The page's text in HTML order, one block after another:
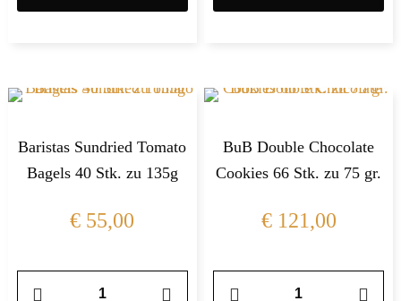
Baristas Sundried Tomato
Bagels 40 Stk. zu 135g
€ 55,00
BuB Double Chocolate
Cookies 66 Stk. zu 75 gr.
€121,00